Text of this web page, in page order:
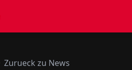
Zurueck zu News